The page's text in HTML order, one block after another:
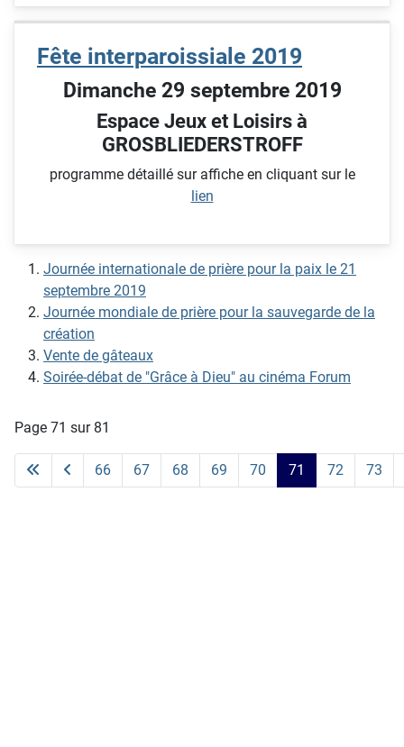
Fête interparoissiale 2019
Dimanche 29 septembre 2019
Espace Jeux et Loisirs à
GROSBLIEDERSTROFF
programme détaillé sur affiche en cliquant sur le
lien
Journée internationale de prière pour la paix le 21
septembre 2019
Journée mondiale de prière pour la sauvegarde de la
création
Vente de gâteaux
Soirée-débat de "Grâce à Dieu"⁩ au cinéma Forum
Page 71 sur 81
66 67 68 69 70 71 72 73